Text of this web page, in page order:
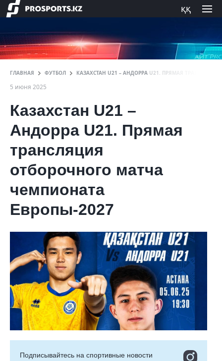
ққ
ГЛАВНАЯ ФУТБОЛ КАЗАХСТАН U21 – АНДОРРА U21. ПРЯМАЯ
5 июня 2025
Казахстан U21 –
Андорра U21. Прямая
трансляция
отборочного матча
чемпионата
Европы-2027
Подписывайтесь на cпортивные новости